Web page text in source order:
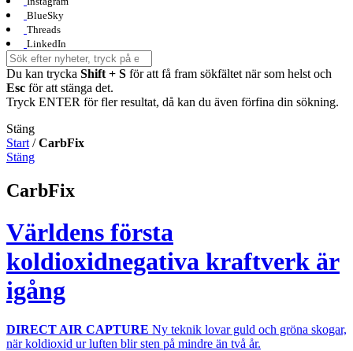
BlueSky
Threads
LinkedIn
Du kan trycka Shift + S för att få fram sökfältet när som helst och
Esc för att stänga det.
Tryck ENTER för fler resultat, då kan du även förfina din sökning.
Stäng
Start /CarbFix
Stäng
CarbFix
Världens första
koldioxidnegativa kraftverk är
igång
DIRECT AIR CAPTURE Ny teknik lovar guld och gröna skogar,
när koldioxid ur luften blir sten på mindre än två år.